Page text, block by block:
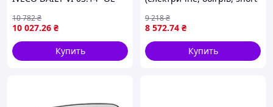
10 027.26 ₴
10 782₴
Купить
PACOL BPD-SC005R
8 572.74 ₴
9 218₴
Купить